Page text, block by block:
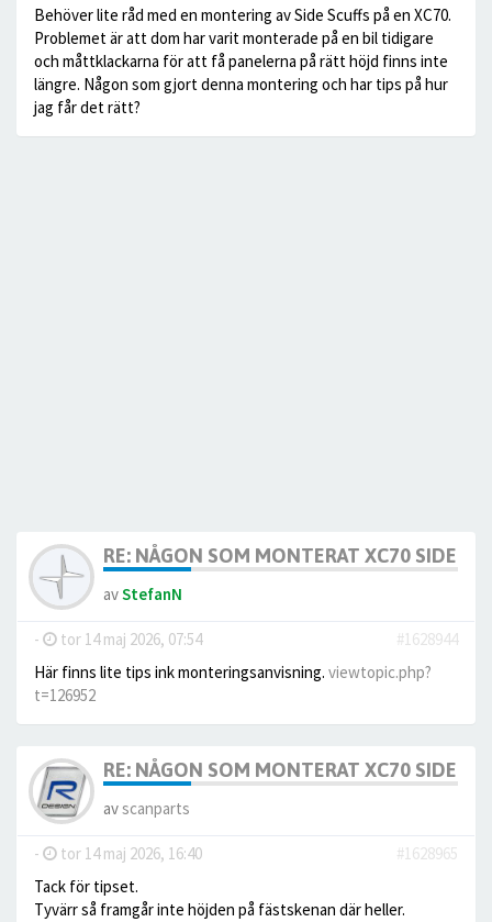
Behöver lite råd med en montering av Side Scuffs på en XC70.
Problemet är att dom har varit monterade på en bil tidigare
och måttklackarna för att få panelerna på rätt höjd finns inte
längre. Någon som gjort denna montering och har tips på hur
jag får det rätt?
RE: NÅGON SOM MONTERAT XC70 SIDE
avStefanN
- tor 14 maj 2026, 07:54
#1628944
Här finns lite tips ink monteringsanvisning. viewtopic.php?
t=126952
RE: NÅGON SOM MONTERAT XC70 SIDE
avscanparts
- tor 14 maj 2026, 16:40
#1628965
Tack för tipset.
Tyvärr så framgår inte höjden på fästskenan där heller.